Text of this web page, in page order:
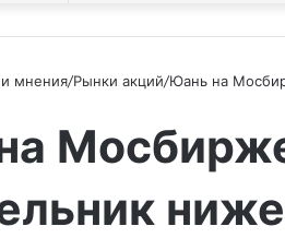
мнения/Рынки акций/Юань на